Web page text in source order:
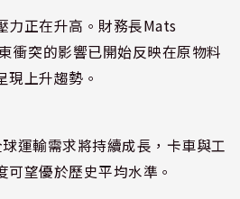
力正在升高。財務長Mats
衝突的影響已開始反映在原物料
現上升趨勢。
運輸需求將持續成長，卡車與工
望優於歷史平均水準。